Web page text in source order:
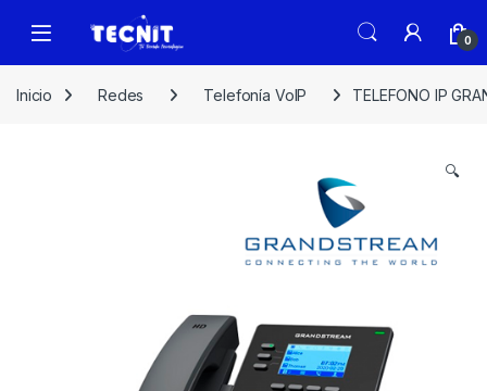
0
Inicio Redes Telefonía VoIP TELEFONO IP
🔍